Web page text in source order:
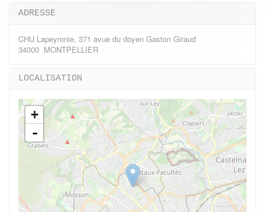
ADRESSE
CHU Lapeyronie, 371 avue du doyen Gaston Giraud
34000 MONTPELLIER
LOCALISATION
+
-